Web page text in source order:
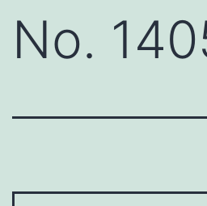
No.